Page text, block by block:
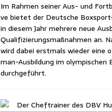
Im Rah­men sei­ner Aus- und
ve bie­tet der Deut­sche
in die­sem Jahr meh­re­re neue
Qua­li­fi­zie­rungs­maß­nah­men an.
wird dabei erst­mals wie­der
man-Aus­bil­dung im olym­pi­schen
durchgeführt.